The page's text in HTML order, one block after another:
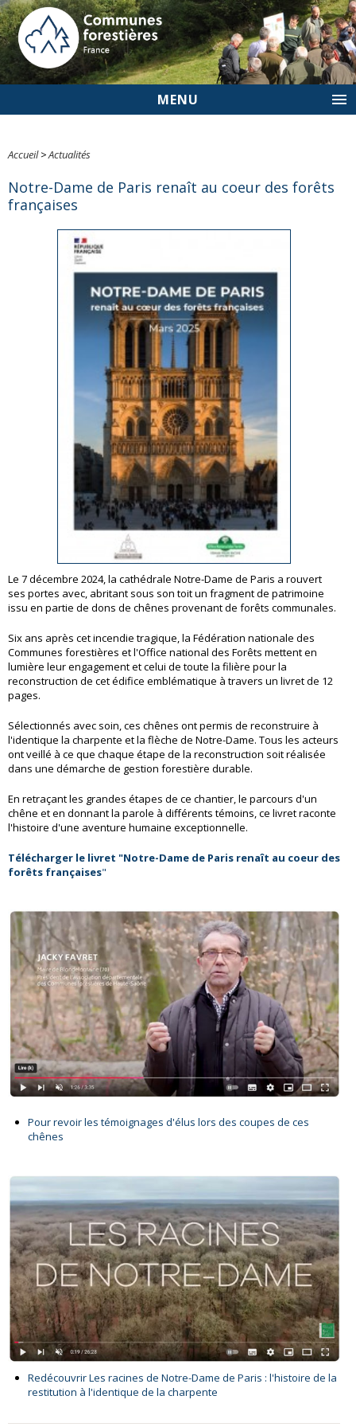
MENU
Accueil>Actualités
Notre-Dame de Paris renaît au coeur des forêts
françaises
Le 7 décembre 2024, la cathédrale Notre-Dame de Paris a rouvert
ses portes avec, abritant sous son toit un fragment de patrimoine
issu en partie de dons de chênes provenant de forêts communales.
Six ans après cet incendie tragique, la Fédération nationale des
Communes forestières et l'Office national des Forêts mettent en
lumière leur engagement et celui de toute la filière pour la
reconstruction de cet édifice emblématique à travers un livret de 12
pages.
Sélectionnés avec soin, ces chênes ont permis de reconstruire à
l'identique la charpente et la flèche de Notre-Dame. Tous les acteurs
ont veillé à ce que chaque étape de la reconstruction soit réalisée
dans une démarche de gestion forestière durable.
En retraçant les grandes étapes de ce chantier, le parcours d'un
chêne et en donnant la parole à différents témoins, ce livret raconte
l'histoire d'une aventure humaine exceptionnelle.
Télécharger le livret "Notre-Dame de Paris renaît au coeur des
forêts françaises"
Pour revoir les témoignages d'élus lors des coupes de ces
chênes
Redécouvrir Les racines de Notre-Dame de Paris : l'histoire de la
restitution à l'identique de la charpente